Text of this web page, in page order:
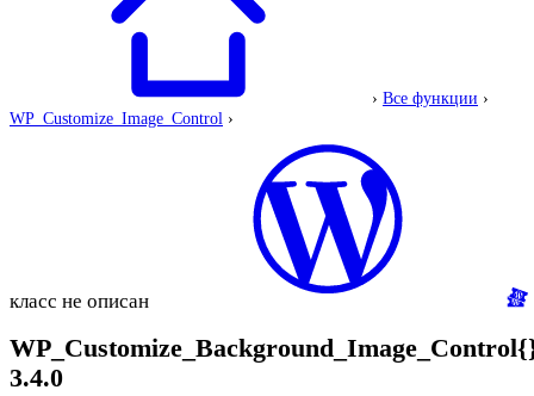
› Все функции ›
WP_Customize_Image_Control ›
класс не описан
3.4.0